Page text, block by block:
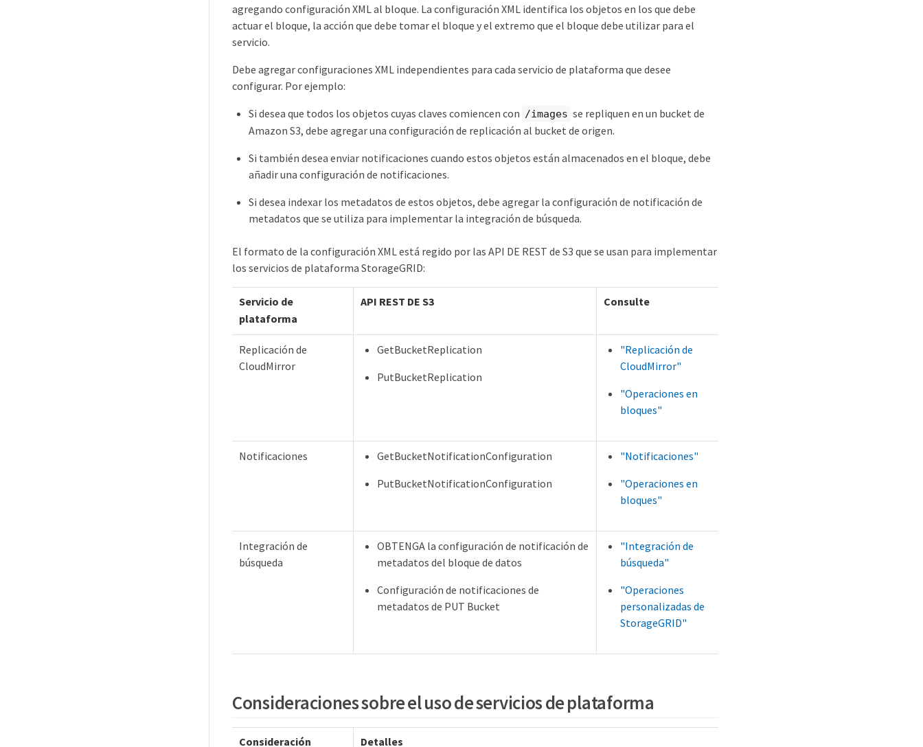
agregando configuración XML al bloque. La configuración XML identifica los objetos en los que debe
actuar el bloque, la acción que debe tomar el bloque y el extremo que el bloque debe utilizar para el
servicio.
Debe agregar configuraciones XML independientes para cada servicio de plataforma que desee
configurar. Por ejemplo:
Si desea que todos los objetos cuyas claves comiencen con /images se repliquen en un bucket de
Amazon S3, debe agregar una configuración de replicación al bucket de origen.
Si también desea enviar notificaciones cuando estos objetos están almacenados en el bloque, debe
añadir una configuración de notificaciones.
Si desea indexar los metadatos de estos objetos, debe agregar la configuración de notificación de
metadatos que se utiliza para implementar la integración de búsqueda.
El formato de la configuración XML está regido por las API DE REST de S3 que se usan para implementar
los servicios de plataforma StorageGRID:
Servicio de
plataforma
API REST DE S3 Consulte
Replicación de
CloudMirror
GetBucketReplication
PutBucketReplication
"Replicación de
CloudMirror"
"Operaciones en
bloques"
Notificaciones
GetBucketNotificationConfiguration
PutBucketNotificationConfiguration
"Notificaciones"
"Operaciones en
bloques"
Integración de
búsqueda
OBTENGA la configuración de notificación de
metadatos del bloque de datos
Configuración de notificaciones de
metadatos de PUT Bucket
"Integración de
búsqueda"
"Operaciones
personalizadas de
StorageGRID"
Consideraciones sobre el uso de servicios de plataforma
Consideración Detalles